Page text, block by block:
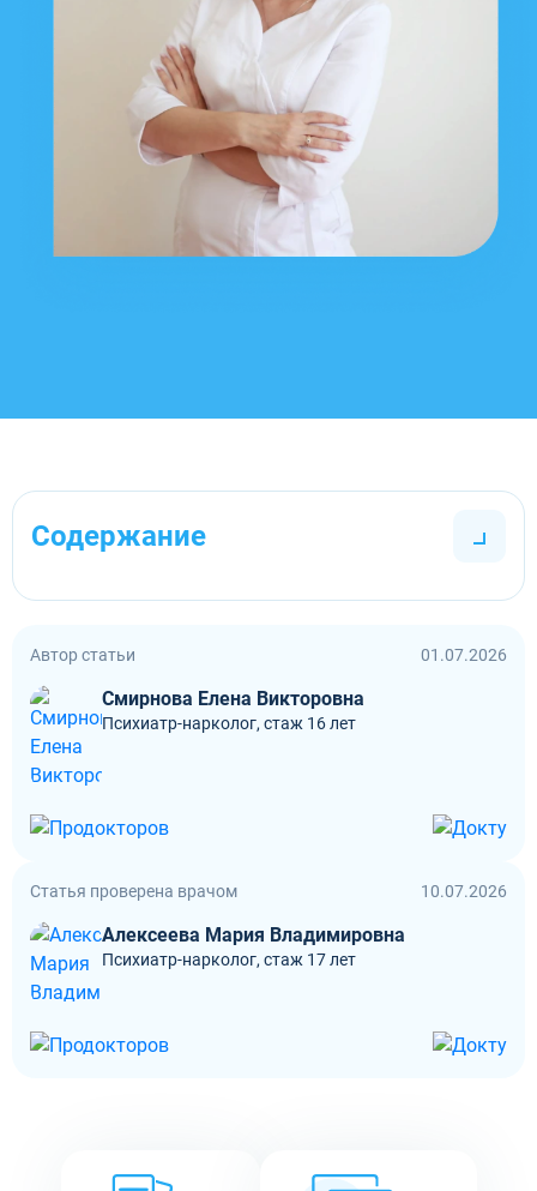
Содержание
Автор статьи 01.07.2026
Смирнова Елена Викторовна
Психиатр-нарколог, стаж 16 лет
Статья проверена врачом 10.07.2026
Алексеева Мария Владимировна
Психиатр-нарколог, стаж 17 лет